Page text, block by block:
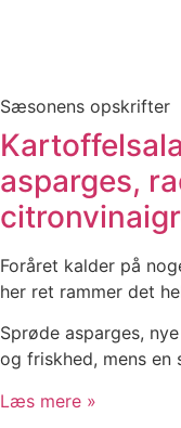
Sæsonens opskrifter
asparges,
Foråret kalder på
her ret rammer det
Sprøde asparges,
og friskhed, mens en
Læs mere »